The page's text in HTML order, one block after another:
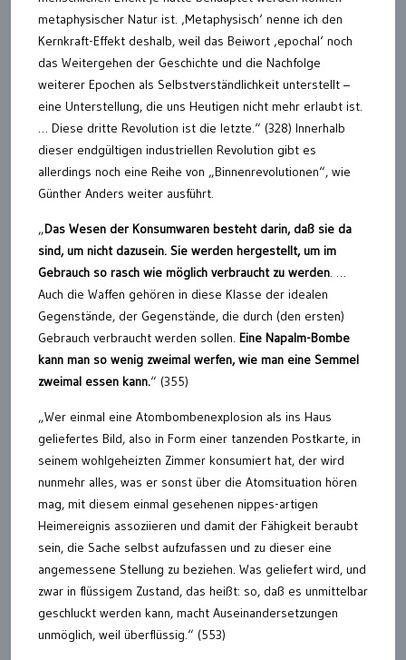
metaphysischer Natur ist. ‚Metaphysisch‘ nenne ich den
Kernkraft-Effekt deshalb, weil das Beiwort ‚epochal‘ noch
das Weitergehen der Geschichte und die Nachfolge
weiterer Epochen als Selbstverständlichkeit unterstellt –
eine Unterstellung, die uns Heutigen nicht mehr erlaubt ist.
… Diese dritte Revolution ist die letzte.“ (328) Innerhalb
dieser endgültigen industriellen Revolution gibt es
allerdings noch eine Reihe von „Binnenrevolutionen“, wie
Günther Anders weiter ausführt.
„Das Wesen der Konsumwaren besteht darin, daß sie da
sind, um nicht dazusein. Sie werden hergestellt, um im
Gebrauch so rasch wie möglich verbraucht zu werden. …
Auch die Waffen gehören in diese Klasse der idealen
Gegenstände, der Gegenstände, die durch (den ersten)
Gebrauch verbraucht werden sollen. Eine Napalm-Bombe
kann man so wenig zweimal werfen, wie man eine Semmel
zweimal essen kann.“ (355)
„Wer einmal eine Atombombenexplosion als ins Haus
geliefertes Bild, also in Form einer tanzenden Postkarte, in
seinem wohlgeheizten Zimmer konsumiert hat, der wird
nunmehr alles, was er sonst über die Atomsituation hören
mag, mit diesem einmal gesehenen nippes-artigen
Heimereignis assoziieren und damit der Fähigkeit beraubt
sein, die Sache selbst aufzufassen und zu dieser eine
angemessene Stellung zu beziehen. Was geliefert wird, und
zwar in flüssigem Zustand, das heißt: so, daß es unmittelbar
geschluckt werden kann, macht Auseinandersetzungen
unmöglich, weil überflüssig.“ (553)